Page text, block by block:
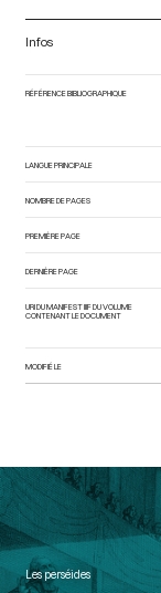
Infos
RÉFÉRENCE BIBLIOGRAPHIQUE
LANGUE PRINCIPALE
NOMBRE DE PAGES
PREMIÈRE PAGE
DERNIÈRE PAGE
URI DU MANIFEST IIIF DU VOLUME
CONTENANT LE DOCUMENT
MODIFIÉ LE
Les perséides